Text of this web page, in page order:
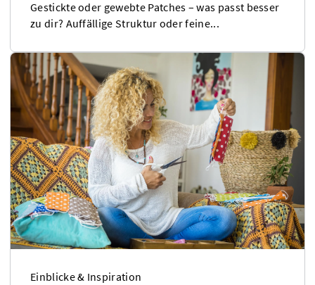
Gestickte oder gewebte Patches – was passt besser
zu dir? Auffällige Struktur oder feine...
Einblicke & Inspiration